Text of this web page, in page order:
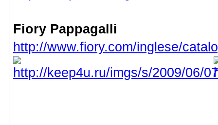
Fiory Pappagalli
http://www.fiory.com/inglese/